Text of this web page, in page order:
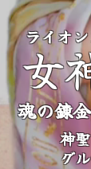
ライオ
女
魂の錬
神
グ